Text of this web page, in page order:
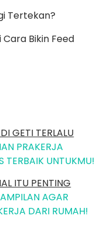
Tertekan?
Bikin Feed
GETI TERLALU
PRAKERJA
TERBAIK UNTUKMU!
ITU PENTING
AGAR
DARI RUMAH!